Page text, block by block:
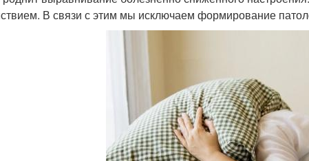
В связи с этим мы исключаем формирование